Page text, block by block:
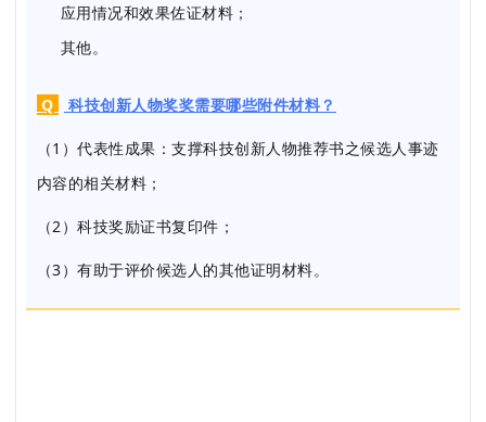
应用情况和效果佐证材料；
其他。
Q 科技创新人物奖奖需要哪些附件材料？
（1）代表性成果：支撑科技创新人物推荐书之候选人事迹
内容的相关材料；
（2）科技奖励证书复印件；
（3）有助于评价候选人的其他证明材料。